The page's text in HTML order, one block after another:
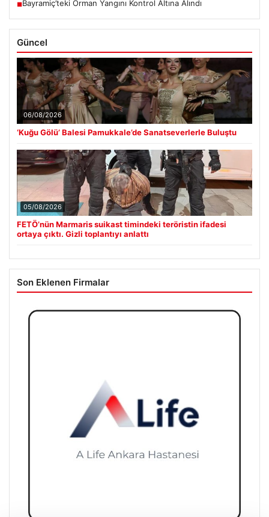
■Bayramiç’teki Orman Yangını Kontrol Altına Alındı
Güncel
06/08/2026
‘Kuğu Gölü’ Balesi Pamukkale’de Sanatseverlerle Buluştu
05/08/2026
FETÖ’nün Marmaris suikast timindeki teröristin ifadesi
ortaya çıktı. Gizli toplantıyı anlattı
Son Eklenen Firmalar